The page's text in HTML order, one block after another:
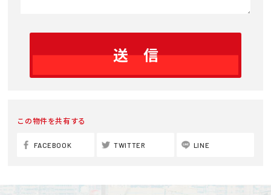
この物件を共有する
FACEBOOK TWITTER LINE